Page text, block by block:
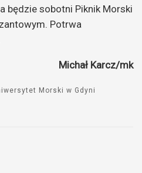
będzie sobotni Piknik Morski
Potrwa
Michał Karcz/mk
Morski w Gdyni